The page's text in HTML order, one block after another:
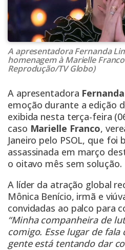
A apresentadora Fernanda
homenagem à Marielle
Reprodução/TV Globo)
A apresentadora
emoção durante a edição
exibida nesta terça-feira
caso Marielle Franco,
Janeiro pelo PSOL, que foi
assassinada em março
o oitavo mês sem solução.
A líder da atração global
Mônica Benício, irmã e
convidadas ao palco para
“Minha companheira de
comigo. Esse lugar de fala
gente está tentando dar